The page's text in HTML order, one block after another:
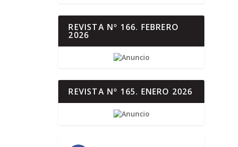
REVISTA Nº 166. FEBRERO
2026
REVISTA Nº 165. ENERO 2026